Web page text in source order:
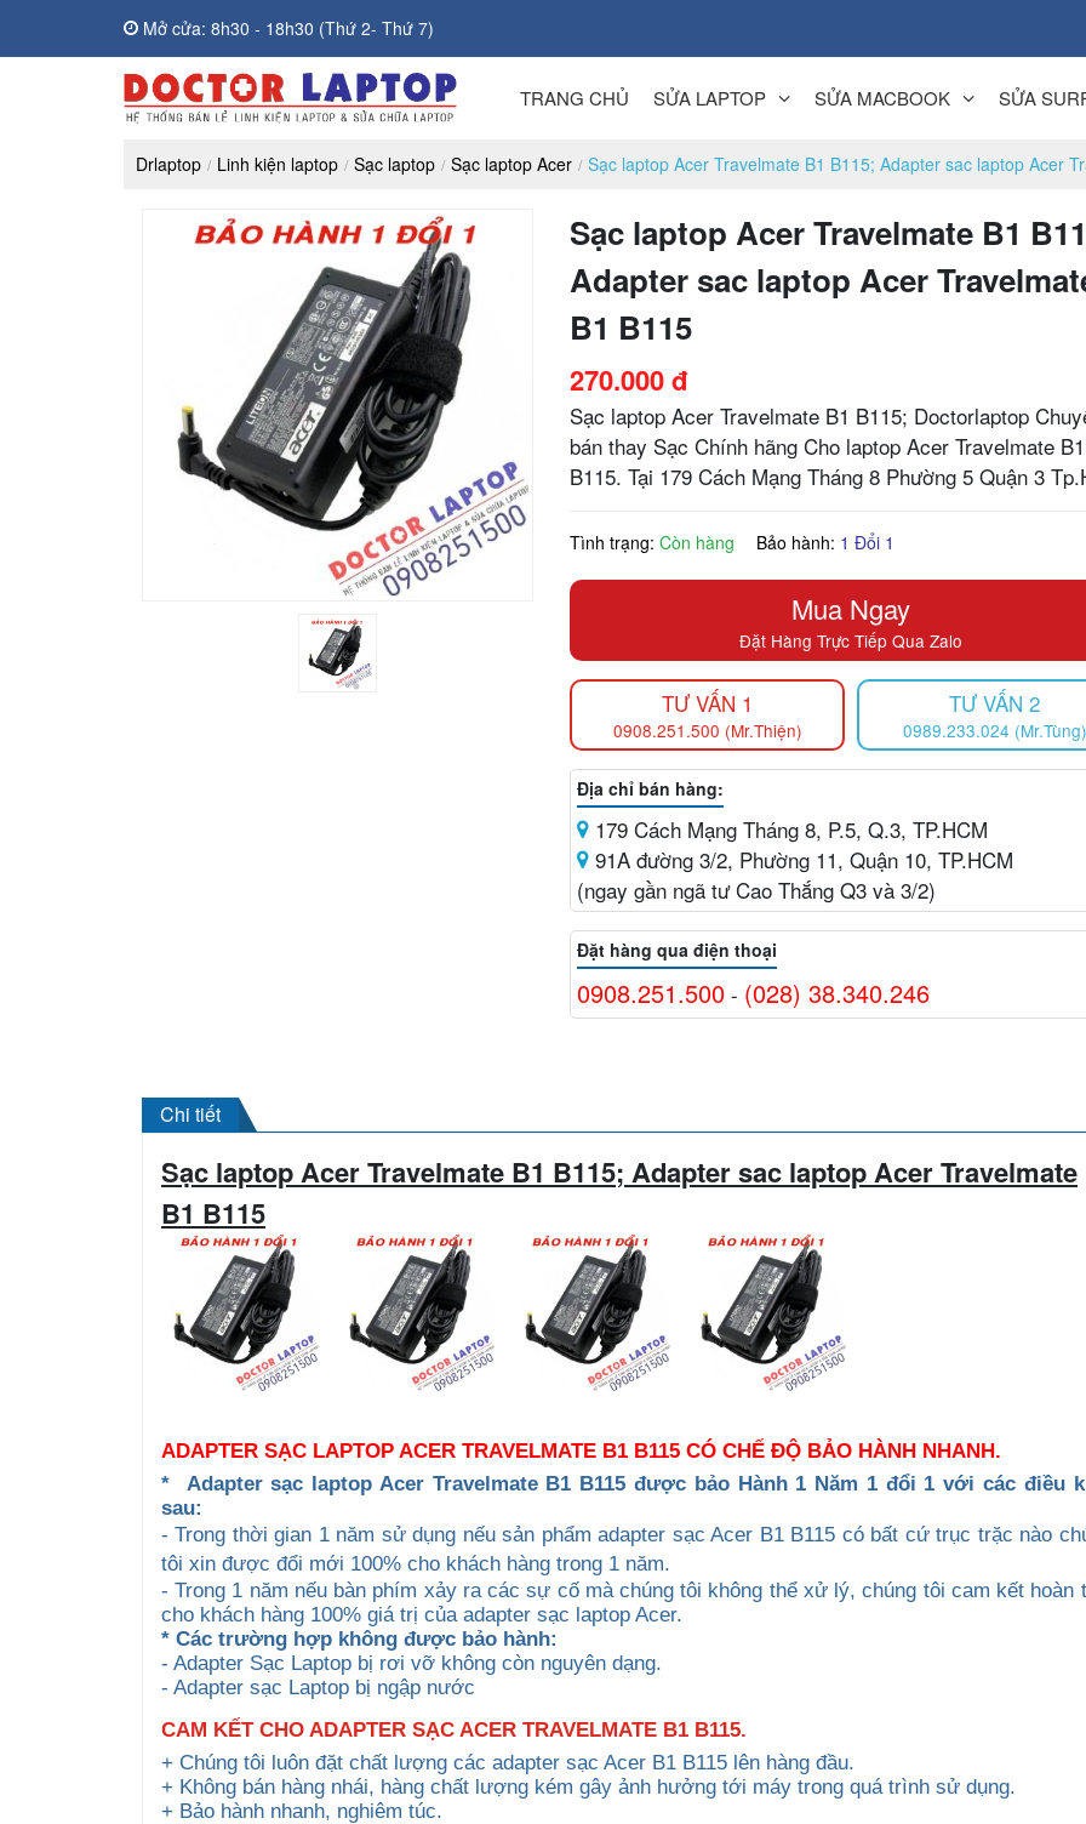
Mở cửa: 8h30 - 18h30 (Thứ 2- Thứ 7)
TRANG CHỦ SỬA LAPTOP SỬA MACBOOK SỬA
Drlaptop Linh kiện laptop Sạc laptop Sạc laptop Acer Sạc laptop Acer Travelmate B1 B115; Adapter sac laptop Acer
Sạc laptop Acer Travelmate B1
Adapter sac laptop Acer
B1 B115
270.000 đ
Sạc laptop Acer Travelmate B1 B115; Doctorlaptop
bán thay Sạc Chính hãng Cho laptop Acer Travelmate B1
B115. Tại 179 Cách Mạng Tháng 8 Phường 5 Quận 3
Tình trạng:Còn hàng Bảo hành: 1 Đổi 1
Mua Ngay
Đặt Hàng Trực Tiếp Qua Zalo
TƯ VẤN 1
0908.251.500 (Mr.Thiện)
TƯ VẤN 2
0989.233.024 (Mr.Tùng)
Địa chỉ bán hàng:
179 Cách Mạng Tháng 8, P.5, Q.3, TP.HCM
91A đường 3/2, Phường 11, Quận 10, TP.HCM
(ngay gần ngã tư Cao Thắng Q3 và 3/2)
Đặt hàng qua điện thoại
0908.251.500 - (028) 38.340.246
Chi tiết
Sạc laptop AcerTravelmate B1 B115; Adapter sac laptopAcerTravelmate
B1 B115
ADAPTER SẠC LAPTOP ACER TRAVELMATE B1 B115 CÓ CHẾ ĐỘ BẢO HÀNH NHANH.
*
Adapter sạc laptop Acer Travelmate B1 B115 được bảo Hành 1 Năm 1 đổi 1 với các điều
sau:
- Trong thời gian 1 năm sử dụng nếu sản phẩmadapter sạc Acer B1 B115 có bất cứ trục trặc nào
tôi xin được đổi mới 100% cho khách hàng trong 1 năm.
- Trong 1 năm nếu bàn phím xảy ra các sự cố mà chúng tôi không thể xử lý, chúng tôi cam kết hoàn
cho khách hàng 100% giá trị của adapter sạc laptop Acer.
* Các trường hợp không được bảo hành:
- Adapter Sạc Laptop bị rơi vỡ không còn nguyên dạng.
- Adapter sạc Laptop bị ngập nước
CAM KẾT CHO ADAPTER SẠC ACER TRAVELMATE B1 B115.
+ Chúng tôi luôn đặt chất lượng các adapter sạc Acer B1 B115 lên hàng đầu.
+ Không bán hàng nhái, hàng chất lượng kém gây ảnh hưởng tới máy trong quá trình sử dụng.
+ Bảo hành nhanh, nghiêm túc.